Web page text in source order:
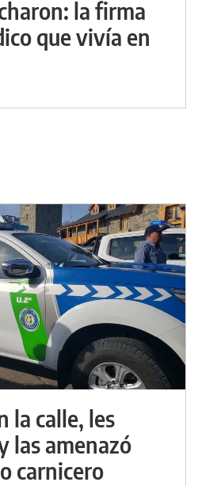
la firma
que vivía en
la calle, les
las amenazó
carnicero